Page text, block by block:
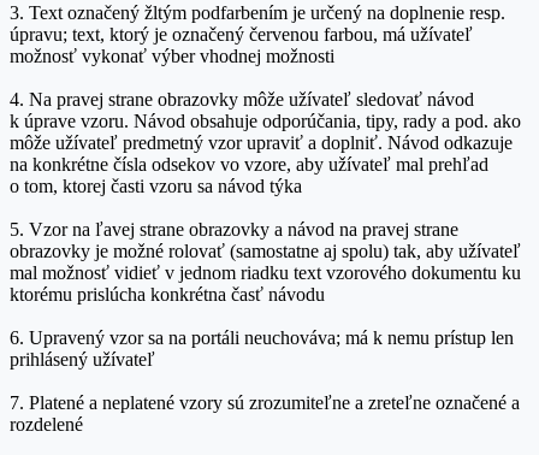
3. Text označený žltým podfarbením je určený na doplnenie resp.
úpravu; text, ktorý je označený červenou farbou, má užívateľ
možnosť vykonať výber vhodnej možnosti
4. Na pravej strane obrazovky môže užívateľ sledovať návod
k úprave vzoru. Návod obsahuje odporúčania, tipy, rady a pod. ako
môže užívateľ predmetný vzor upraviť a doplniť. Návod odkazuje
na konkrétne čísla odsekov vo vzore, aby užívateľ mal prehľad
o tom, ktorej časti vzoru sa návod týka
5. Vzor na ľavej strane obrazovky a návod na pravej strane
obrazovky je možné rolovať (samostatne aj spolu) tak, aby užívateľ
mal možnosť vidieť v jednom riadku text vzorového dokumentu ku
ktorému prislúcha konkrétna časť návodu
6. Upravený vzor sa na portáli neuchováva; má k nemu prístup len
prihlásený užívateľ
7. Platené a neplatené vzory sú zrozumiteľne a zreteľne označené a
rozdelené